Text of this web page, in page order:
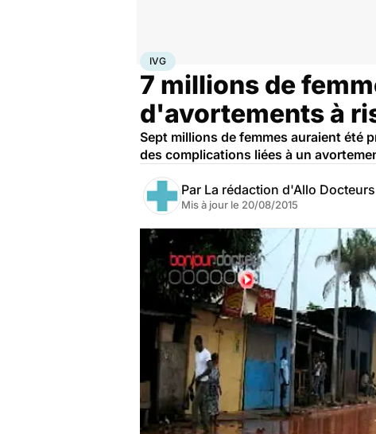
AccueilSanté
IVG
7 millions de
d'avortements à
Sept millions de femmes auraient été
des complications liées à un
Par La rédaction d'Allo Docteurs
Mis à jour le 20/08/2015